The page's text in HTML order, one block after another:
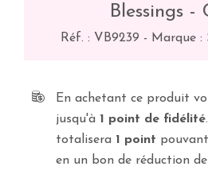
Blessings -
Réf. : VB9239 - Marque :
En achetant ce produit
jusqu'à 1 point de fidélité
totalisera 1 point
en un bon de réduction de